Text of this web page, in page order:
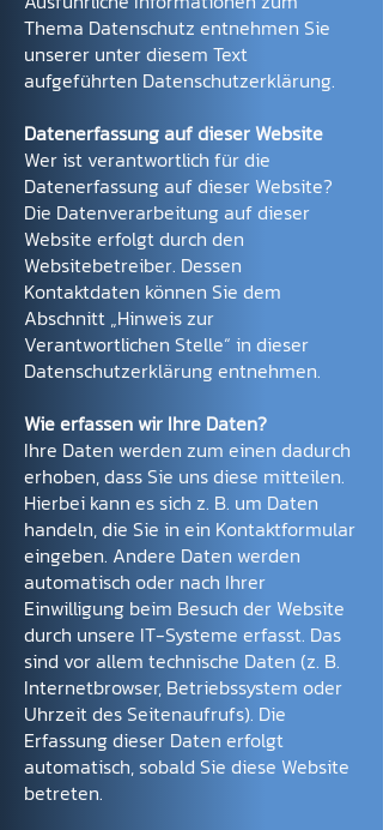
Thema Datenschutz entnehmen Sie
unserer unter diesem Text
aufgeführten Datenschutzerklärung.
Datenerfassung auf dieser Website
Wer ist verantwortlich für die
Datenerfassung auf dieser Website?
Die Datenverarbeitung auf dieser
Website erfolgt durch den
Websitebetreiber. Dessen
Kontaktdaten können Sie dem
Abschnitt „Hinweis zur
Verantwortlichen Stelle“ in dieser
Datenschutzerklärung entnehmen.
Wie erfassen wir Ihre Daten?
Ihre Daten werden zum einen dadurch
erhoben, dass Sie uns diese mitteilen.
Hierbei kann es sich z. B. um Daten
handeln, die Sie in ein Kontaktformular
eingeben. Andere Daten werden
automatisch oder nach Ihrer
Einwilligung beim Besuch der Website
durch unsere IT-Systeme erfasst. Das
sind vor allem technische Daten (z. B.
Internetbrowser, Betriebssystem oder
Uhrzeit des Seitenaufrufs). Die
Erfassung dieser Daten erfolgt
automatisch, sobald Sie diese Website
betreten.